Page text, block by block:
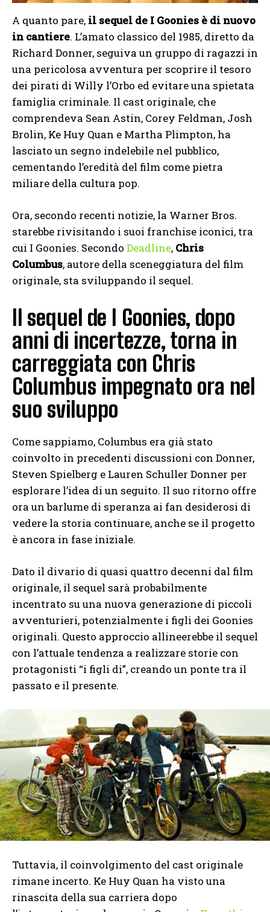
A quanto pare, il sequel de I Goonies è di nuovo
in cantiere. L’amato classico del 1985, diretto da
Richard Donner, seguiva un gruppo di ragazzi in
una pericolosa avventura per scoprire il tesoro
dei pirati di Willy l’Orbo ed evitare una spietata
famiglia criminale. Il cast originale, che
comprendeva Sean Astin, Corey Feldman, Josh
Brolin, Ke Huy Quan e Martha Plimpton, ha
lasciato un segno indelebile nel pubblico,
cementando l’eredità del film come pietra
miliare della cultura pop.
Ora, secondo recenti notizie, la Warner Bros.
starebbe rivisitando i suoi franchise iconici, tra
cui I Goonies. Secondo Deadline, Chris
Columbus, autore della sceneggiatura del film
originale, sta sviluppando il sequel.
Il sequel de I Goonies, dopo
anni di incertezze, torna in
carreggiata con Chris
Columbus impegnato ora nel
suo sviluppo
Come sappiamo, Columbus era già stato
coinvolto in precedenti discussioni con Donner,
Steven Spielberg e Lauren Schuller Donner per
esplorare l’idea di un seguito. Il suo ritorno offre
ora un barlume di speranza ai fan desiderosi di
vedere la storia continuare, anche se il progetto
è ancora in fase iniziale.
Dato il divario di quasi quattro decenni dal film
originale, il sequel sarà probabilmente
incentrato su una nuova generazione di piccoli
avventurieri, potenzialmente i figli dei Goonies
originali. Questo approccio allineerebbe il sequel
con l’attuale tendenza a realizzare storie con
protagonisti “i figli di”, creando un ponte tra il
passato e il presente.
Tuttavia, il coinvolgimento del cast originale
rimane incerto. Ke Huy Quan ha visto una
rinascita della sua carriera dopo